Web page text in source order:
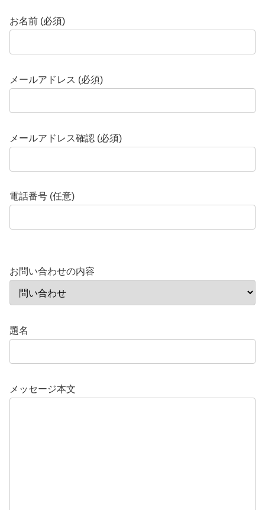
お名前 (必須)
メールアドレス (必須)
メールアドレス確認 (必須)
電話番号 (任意)
お問い合わせの内容
題名
メッセージ本文